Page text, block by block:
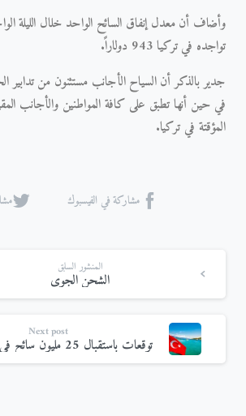
تواجده في تركيا 943 دولاراً.
جدير بالذكر أن السياح الأجانب مستثنون من تدابير
في حين أنها تطبق على كافة المواطنين والأجانب
المؤقتة في تركيا.
مشاركة في الفيسبوك
المنشور السابق
الشحن الجوي
Next post